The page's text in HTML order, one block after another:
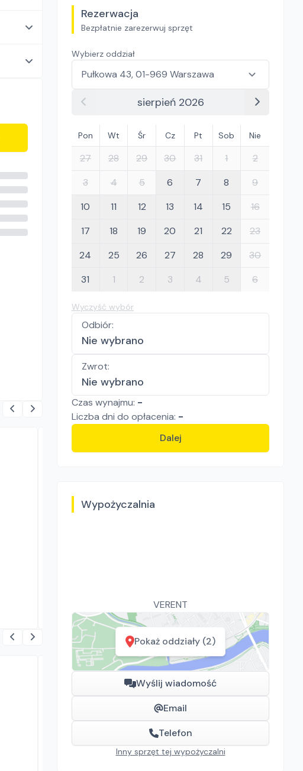
Rezerwacja
Bezpłatnie zarezerwuj sprzęt
Wybierz oddział
sierpień 2026
Pon Wt Śr Cz Pt Sob Nie
27 28 29 30 31 1
2
3
4 5 6 7 8
9
10
11 12 13 14 15
16
17
18 19 20 21 22
23
24
25 26 27 28 29
30
31
1 2 3 4 5 6
Wyczyść wybór
Odbiór:
Nie wybrano
Zwrot:
Nie wybrano
Czas wynajmu: -
Liczba dni do opłacenia: -
Dalej
Wypożyczalnia
VERENT
Pokaż oddziały (2)
Wyślij wiadomość
Email
Telefon
Inny sprzęt tej wypożyczalni